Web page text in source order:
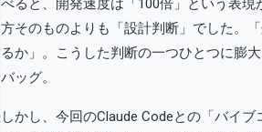
べると、開発速度は「100倍」という表
方そのものよりも「設計判断」でした。
るか」。こうした判断の一つひとつに膨
バッグ。
しかし、今回のClaude Codeとの「バイ